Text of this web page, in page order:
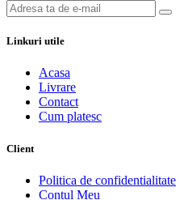
Linkuri utile
Acasa
Livrare
Contact
Cum platesc
Client
Politica de confidentialitate
Contul Meu